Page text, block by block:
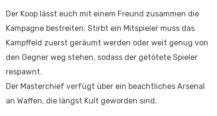
Der Koop lässt euch mit einem Freund zusammen die
Kampagne bestreiten. Stirbt ein Mitspieler muss das
Kampffeld zuerst geräumt werden oder weit genug von
den Gegner weg stehen, sodass der getötete Spieler
respawnt.
Der Masterchief verfügt über ein beachtliches Arsenal
an Waffen, die längst Kult geworden sind.